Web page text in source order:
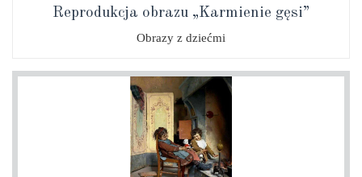
Reprodukcja obrazu „Karmienie gęsi”
Obrazy z dziećmi